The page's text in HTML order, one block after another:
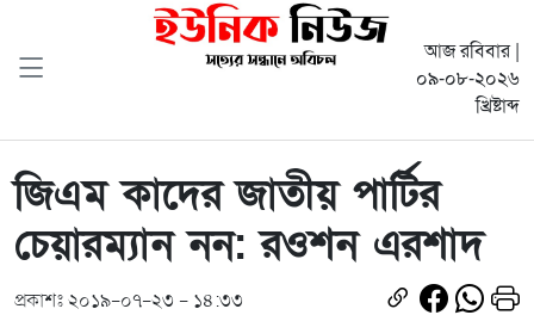
আজ রবিবার |
০৯-০৮-২০২৬
খ্রিষ্টাব্দ
জিএম কাদের জাতীয় পার্টির
চেয়ারম্যান নন: রওশন এরশাদ
প্রকাশঃ ২০১৯-০৭-২৩ - ১৪:৩৩